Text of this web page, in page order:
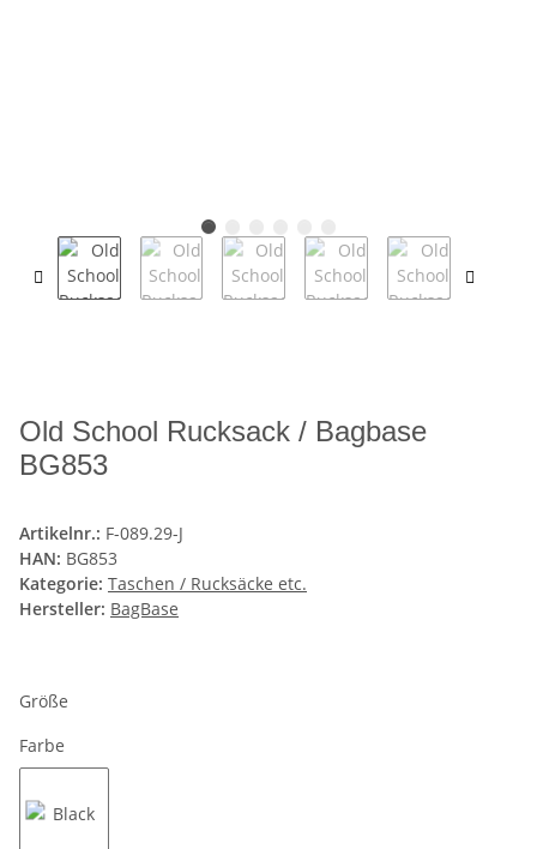
Old School Rucksack / Bagbase
BG853
Artikelnr.: F-089.29-J
HAN: BG853
Kategorie: Taschen / Rucksäcke etc.
Hersteller: BagBase
Größe
Farbe